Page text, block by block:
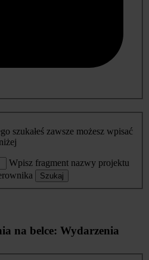
szukałeś zawsze możesz wpisać
Wpisz fragment nazwy projektu
Szukaj
na belce: Wydarzenia